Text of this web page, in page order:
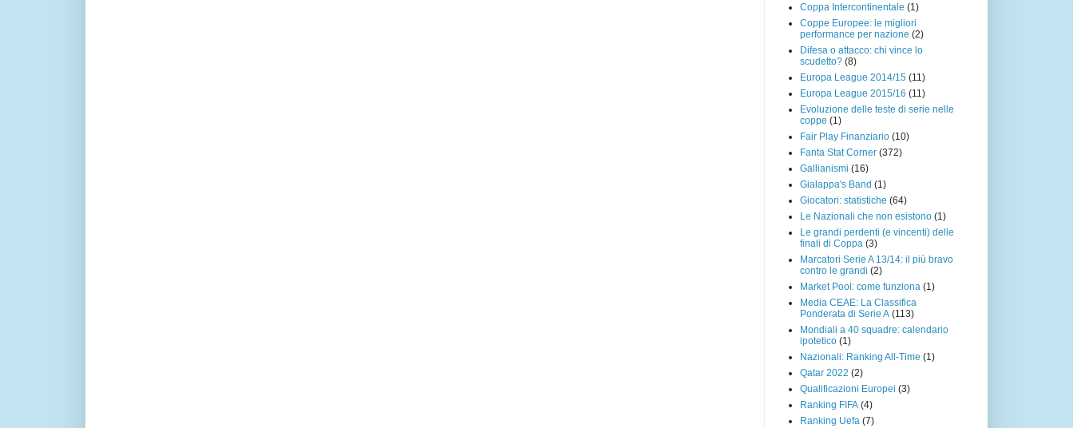
Coppa Intercontinentale (1)
Coppe Europee: le migliori
performance per nazione (2)
Difesa o attacco: chi vince lo
scudetto? (8)
Europa League 2014/15 (11)
Europa League 2015/16 (11)
Evoluzione delle teste di serie nelle
coppe (1)
Fair Play Finanziario (10)
Fanta Stat Corner (372)
Gallianismi (16)
Gialappa's Band (1)
Giocatori: statistiche (64)
Le Nazionali che non esistono (1)
Le grandi perdenti (e vincenti) delle
finali di Coppa (3)
Marcatori Serie A 13/14: il più bravo
contro le grandi (2)
Market Pool: come funziona (1)
Media CEAE: La Classifica
Ponderata di Serie A (113)
Mondiali a 40 squadre: calendario
ipotetico (1)
Nazionali: Ranking All-Time (1)
Qatar 2022 (2)
Qualificazioni Europei (3)
Ranking FIFA (4)
Ranking Uefa (7)